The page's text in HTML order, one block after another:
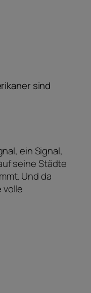
sind
ein Signal,
seine Städte
Und da
volle